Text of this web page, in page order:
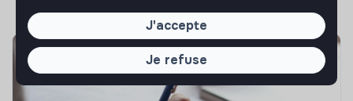
J'accepte
Je refuse